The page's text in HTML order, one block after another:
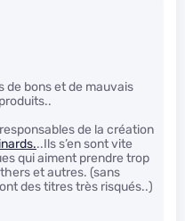
de bons et de mauvais
de la création
..Ils s’en sont vite
qui aiment prendre trop
et autres. (sans
des titres très risqués..)